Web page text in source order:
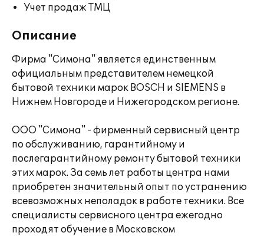
Учет продаж ТМЦ
Описание
Фирма "Симона" является единственным
официальным представителем немецкой
бытовой техники марок BOSCH и SIEMENS в
Нижнем Новгороде и Нижегородском регионе.
ООО "Симона" - фирменный сервисный центр
по обслуживанию, гарантийному и
послегарантийному ремонту бытовой техники
этих марок. За семь лет работы центра нами
приобретен значительный опыт по устранению
всевозможных неполадок в работе техники. Все
специалисты сервисного центра ежегодно
проходят обучение в Московском